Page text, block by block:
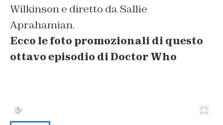
Wilkinson e diretto da Sallie
Aprahamian.
Ecco le foto promozionali di questo
ottavo episodio di Doctor Who